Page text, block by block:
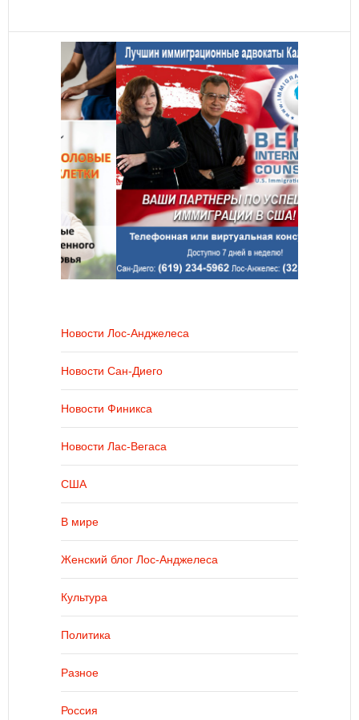
Новости Лос-Анджелеса
Новости Сан-Диего
Новости Финикса
Новости Лас-Вегаса
США
В мире
Женский блог Лос-Анджелеса
Культура
Политика
Разное
Россия